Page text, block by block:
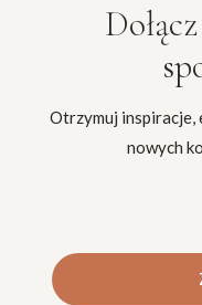
Otrzymuj inspiracje,
nowych